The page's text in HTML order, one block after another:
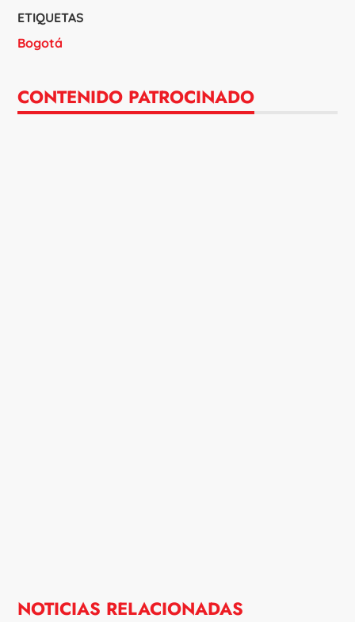
ETIQUETAS
Bogotá
CONTENIDO PATROCINADO
NOTICIAS RELACIONADAS